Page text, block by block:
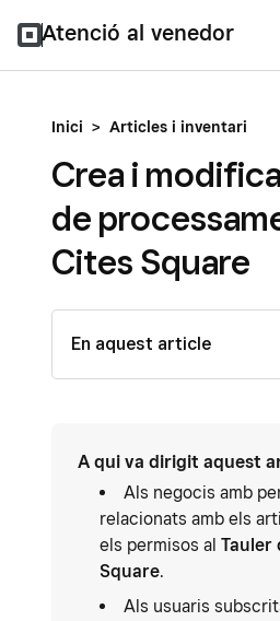
Atenció al venedor
Inici > Articles i inventari
Crea i
de
Cites Square
En aquest article
A qui va dirigit aquest
Als negocis amb
relacionats amb els
els permisos al Tauler
Square.
Als usuaris